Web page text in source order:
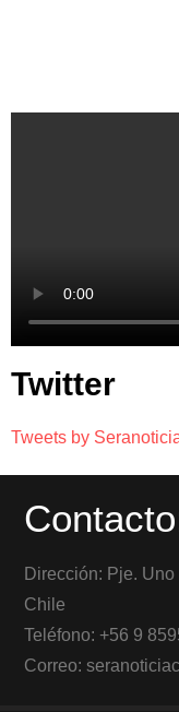
Twitter
Tweets by
Dirección: Pje.
Chile
Teléfono: +56 9
Correo: